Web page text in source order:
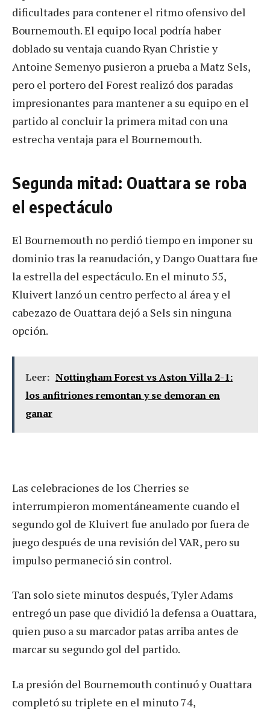
dificultades para contener el ritmo ofensivo del
Bournemouth. El equipo local podría haber
doblado su ventaja cuando Ryan Christie y
Antoine Semenyo pusieron a prueba a Matz Sels,
pero el portero del Forest realizó dos paradas
impresionantes para mantener a su equipo en el
partido al concluir la primera mitad con una
estrecha ventaja para el Bournemouth.
Segunda mitad: Ouattara se roba
el espectáculo
El Bournemouth no perdió tiempo en imponer su
dominio tras la reanudación, y Dango Ouattara fue
la estrella del espectáculo. En el minuto 55,
Kluivert lanzó un centro perfecto al área y el
cabezazo de Ouattara dejó a Sels sin ninguna
opción.
Leer: Nottingham Forest vs Aston Villa 2-1:
los anfitriones remontan y se demoran en
ganar
Las celebraciones de los Cherries se
interrumpieron momentáneamente cuando el
segundo gol de Kluivert fue anulado por fuera de
juego después de una revisión del VAR, pero su
impulso permaneció sin control.
Tan solo siete minutos después, Tyler Adams
entregó un pase que dividió la defensa a Ouattara,
quien puso a su marcador patas arriba antes de
marcar su segundo gol del partido.
La presión del Bournemouth continuó y Ouattara
completó su triplete en el minuto 74,